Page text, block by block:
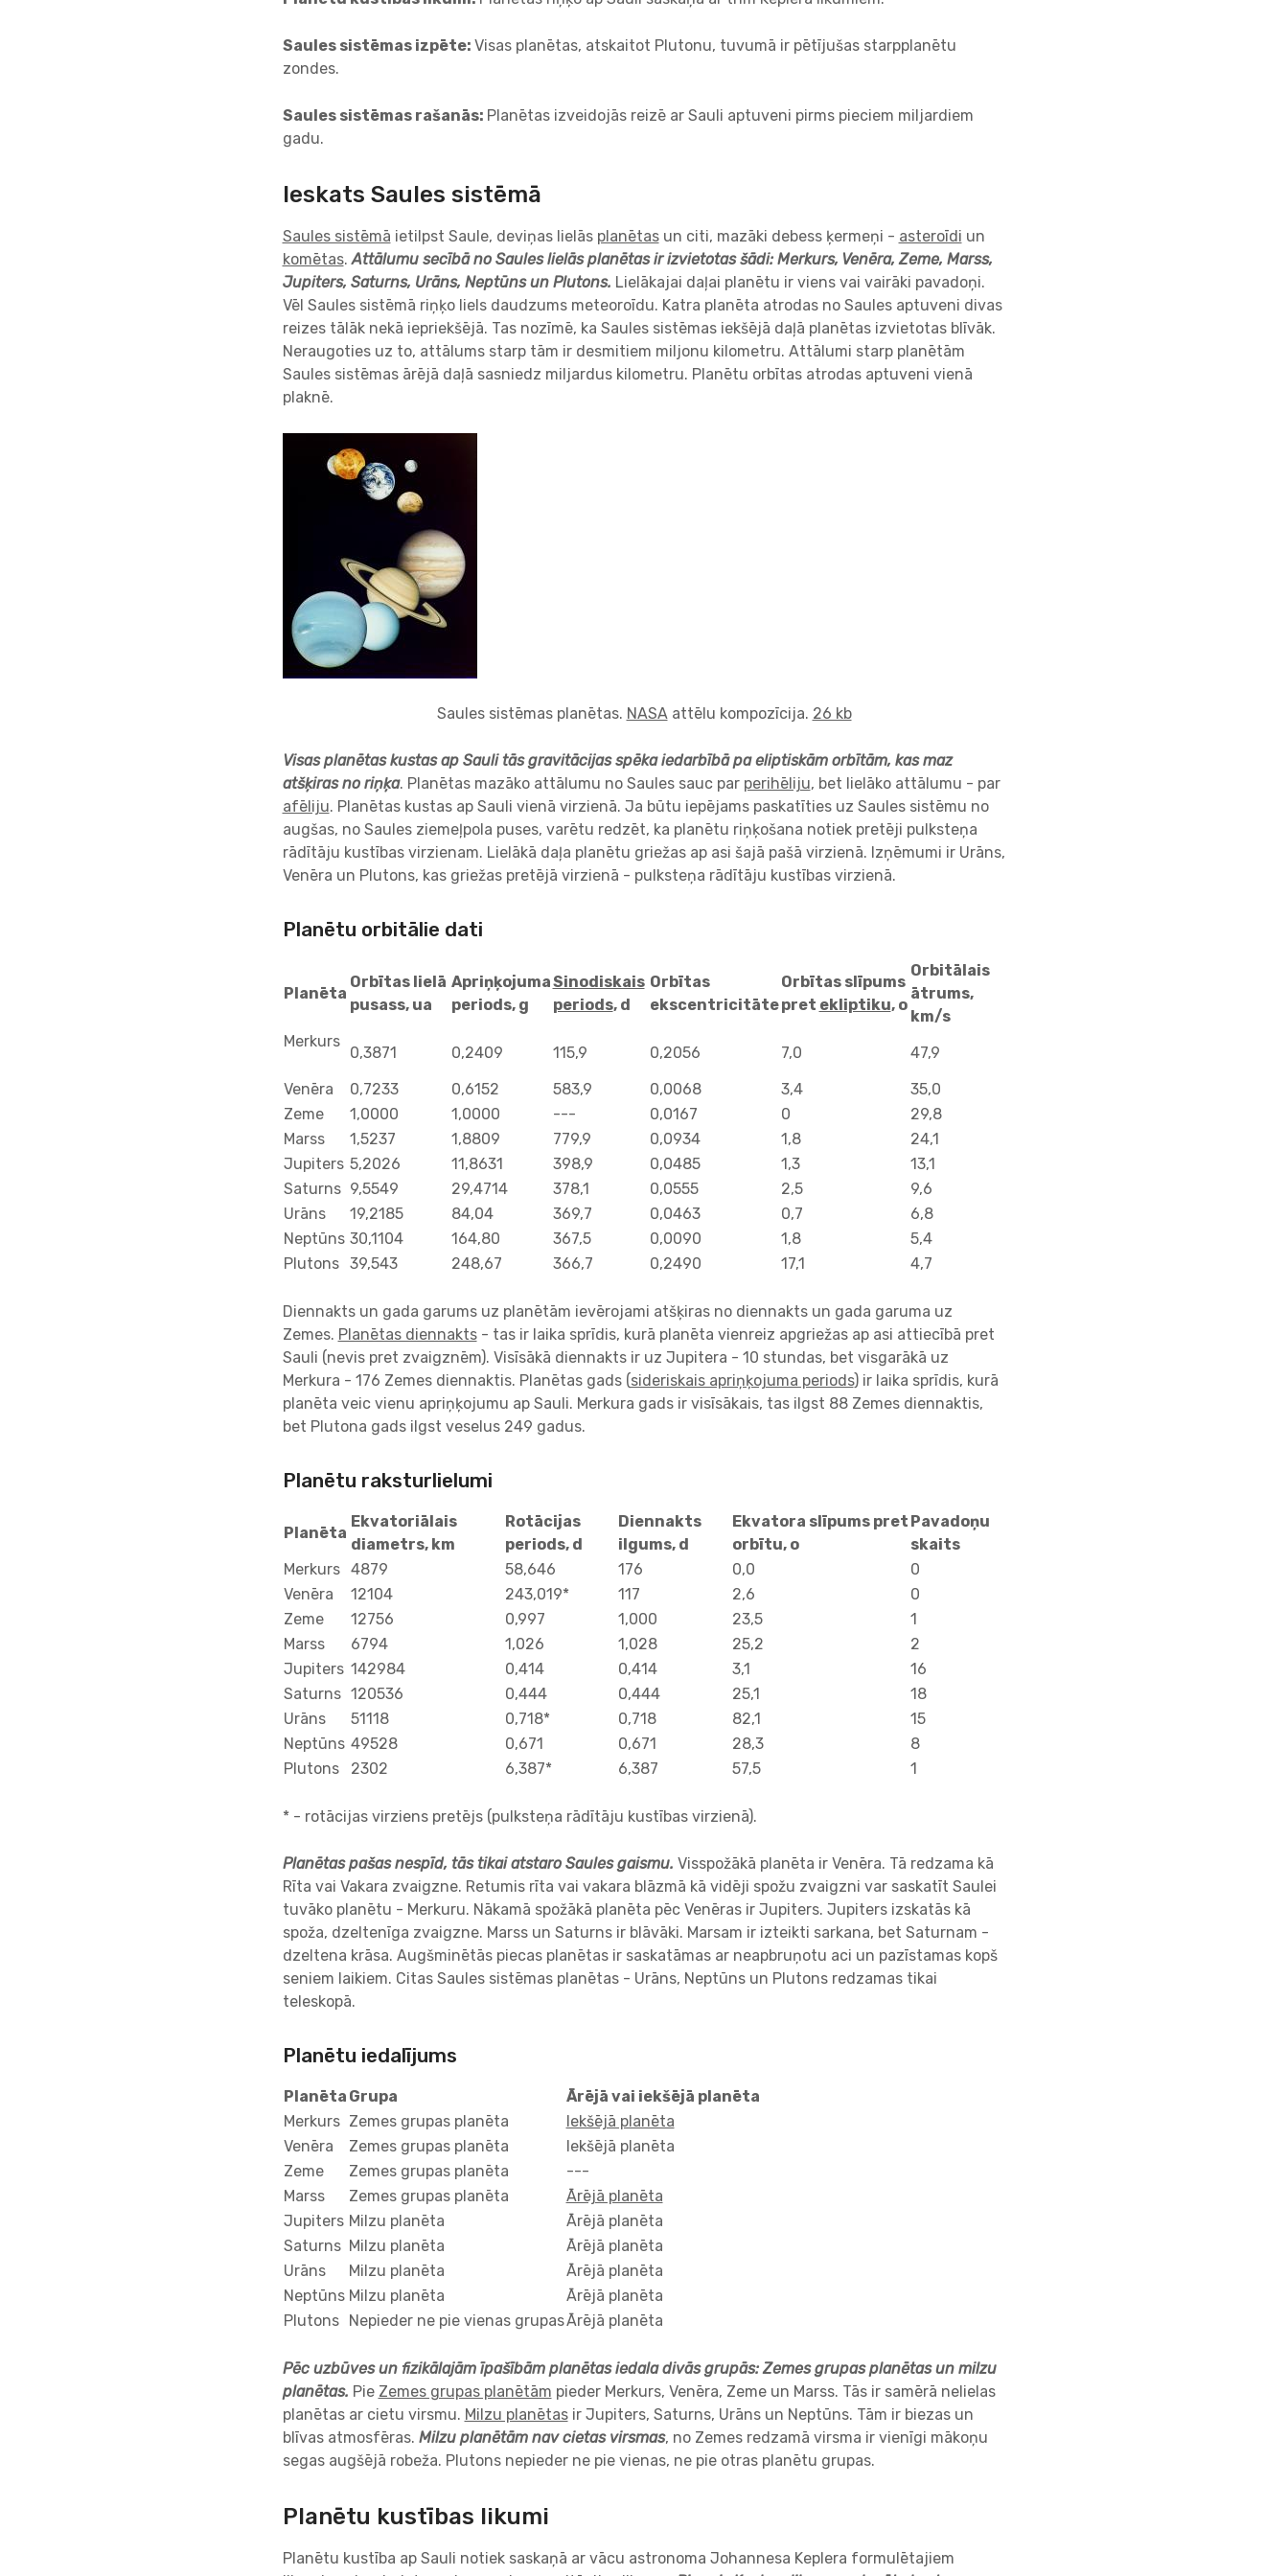
Saules sistēmas izpēte: Visas planētas, atskaitot Plutonu, tuvumā ir pētījušas starpplanētu
zondes.
Saules sistēmas rašanās: Planētas izveidojās reizē ar Sauli aptuveni pirms pieciem miljardiem
gadu.
Ieskats Saules sistēmā
Saules sistēmā ietilpst Saule, deviņas lielās planētasun citi, mazāki debess ķermeņi - asteroīdi un
komētas.Attālumu secībā no Saules lielās planētas ir izvietotas šādi: Merkurs, Venēra, Zeme, Marss,
Jupiters, Saturns, Urāns, Neptūns un Plutons. Lielākajai daļai planētu ir viens vai vairāki pavadoņi.
Vēl Saules sistēmā riņķo liels daudzums meteoroīdu. Katra planēta atrodas no Saules aptuveni divas
reizes tālāk nekā iepriekšējā. Tas nozīmē, ka Saules sistēmas iekšējā daļā planētas izvietotas blīvāk.
Neraugoties uz to, attālums starp tām ir desmitiem miljonu kilometru. Attālumi starp planētām
Saules sistēmas ārējā daļā sasniedz miljardus kilometru. Planētu orbītas atrodas aptuveni vienā
plaknē.
Saules sistēmas planētas. NASAattēlu kompozīcija. 26 kb
Visas planētas kustas ap Sauli tās gravitācijas spēka iedarbībā pa eliptiskām orbītām, kas maz
atšķiras no riņķa. Planētas mazāko attālumu no Saules sauc par perihēliju, bet lielāko attālumu - par
afēliju. Planētas kustas ap Sauli vienā virzienā. Ja būtu iepējams paskatīties uz Saules sistēmu no
augšas, no Saules ziemeļpola puses, varētu redzēt, ka planētu riņķošana notiek pretēji pulksteņa
rādītāju kustības virzienam. Lielākā daļa planētu griežas ap asi šajā pašā virzienā. Izņēmumi ir Urāns,
Venēra un Plutons, kas griežas pretējā virzienā - pulksteņa rādītāju kustības virzienā.​
Planētu orbitālie dati
Planēta
Orbītas lielā
pusass, ua
Apriņķojuma
periods, g
Sinodiskais
periods, d
Orbītas
ekscentricitāte
Orbītas slīpums
pret ekliptiku, o
Orbitālais
ātrums,
km/s
Merkurs
0,3871 0,2409 115,9 0,2056 7,0
47,9
Venēra
0,7233 0,6152 583,9 0,0068 3,4
35,0
Zeme
1,0000 1,0000 --- 0,0167 0
29,8
Marss
1,5237 1,8809 779,9 0,0934 1,8
24,1
Jupiters 5,2026 11,8631 398,9 0,0485 1,3
13,1
Saturns 9,5549 29,4714 378,1 0,0555 2,5
9,6
Urāns
19,2185 84,04 369,7 0,0463 0,7
6,8
Neptūns 30,1104 164,80 367,5 0,0090 1,8
5,4
Plutons
39,543 248,67 366,7 0,2490 17,1 4,7
Diennakts un gada garums uz planētām ievērojami atšķiras no diennakts un gada garuma uz
Zemes. Planētas diennakts- tas ir laika sprīdis, kurā planēta vienreiz apgriežas ap asi attiecībā pret
Sauli (nevis pret zvaigznēm). Visīsākā diennakts ir uz Jupitera - 10 stundas, bet visgarākā uz
Merkura - 176 Zemes diennaktis. Planētas gads (sideriskais apriņķojuma periods) ir laika sprīdis, kurā
planēta veic vienu apriņķojumu ap Sauli. Merkura gads ir visīsākais, tas ilgst 88 Zemes diennaktis,
bet Plutona gads ilgst veselus 249 gadus.
Planētu raksturlielumi
Planēta
Ekvatoriālais
diametrs, km
Rotācijas
periods, d
Diennakts
ilgums, d
Ekvatora slīpums pret
orbītu, o
Pavadoņu
skaits
Merkurs 4879 58,646 176 0,0
0
Venēra
12104 243,019* 117 2,6
0
Zeme
12756 0,997 1,000 23,5
1
Marss
6794 1,026 1,028 25,2
2
Jupiters 142984 0,414 0,414 3,1
16
Saturns 120536 0,444 0,444 25,1
18
Urāns
51118 0,718* 0,718 82,1
15
Neptūns 49528 0,671 0,671 28,3
8
Plutons
2302 6,387* 6,387 57,5 1
* - rotācijas virziens pretējs (pulksteņa rādītāju kustības virzienā).
Planētas pašas nespīd, tās tikai atstaro Saules gaismu. Visspožākā planēta ir Venēra. Tā redzama kā
Rīta vai Vakara zvaigzne. Retumis rīta vai vakara blāzmā kā vidēji spožu zvaigzni var saskatīt Saulei
tuvāko planētu - Merkuru. Nākamā spožākā planēta pēc Venēras ir Jupiters. Jupiters izskatās kā
spoža, dzeltenīga zvaigzne. Marss un Saturns ir blāvāki. Marsam ir izteikti sarkana, bet Saturnam -
dzeltena krāsa. Augšminētās piecas planētas ir saskatāmas ar neapbruņotu aci un pazīstamas kopš
seniem laikiem. Citas Saules sistēmas planētas - Urāns, Neptūns un Plutons redzamas tikai
teleskopā.
Planētu iedalījums
Planēta Grupa
Ārējā vai iekšējā planēta
Merkurs Zemes grupas planēta
Iekšējā planēta
Venēra
Zemes grupas planēta
Iekšējā planēta
Zeme
Zemes grupas planēta
---
Marss
Zemes grupas planēta
Ārējā planēta
Jupiters Milzu planēta
Ārējā planēta
Saturns Milzu planēta
Ārējā planēta
Urāns
Milzu planēta
Ārējā planēta
Neptūns Milzu planēta
Ārējā planēta
Plutons
Nepieder ne pie vienas grupasĀrējā planēta
Pēc uzbūves un fizikālajām īpašībām planētas iedala divās grupās: Zemes grupas planētas un milzu
planētas. Pie Zemes grupas planētām pieder Merkurs, Venēra, Zeme un Marss. Tās ir samērā nelielas
planētas ar cietu virsmu. Milzu planētasir Jupiters, Saturns, Urāns un Neptūns. Tām ir biezas un
blīvas atmosfēras. Milzu planētām nav cietas virsmas, no Zemes redzamā virsma ir vienīgi mākoņu
segas augšējā robeža. Plutons nepieder ne pie vienas, ne pie otras planētu grupas.
Planētu kustības likumi
Planētu kustība ap Sauli notiek saskaņā ar vācu astronoma Johannesa Keplera formulētajiem